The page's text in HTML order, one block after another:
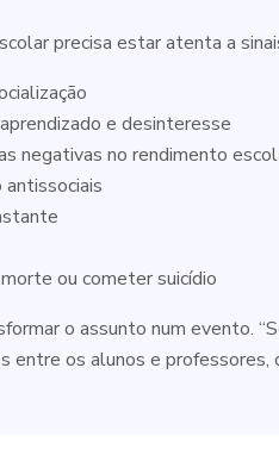
precisa estar atenta a
e desinteresse
negativas no rendimento
ou cometer suicídio
o assunto num evento.
entre os alunos e